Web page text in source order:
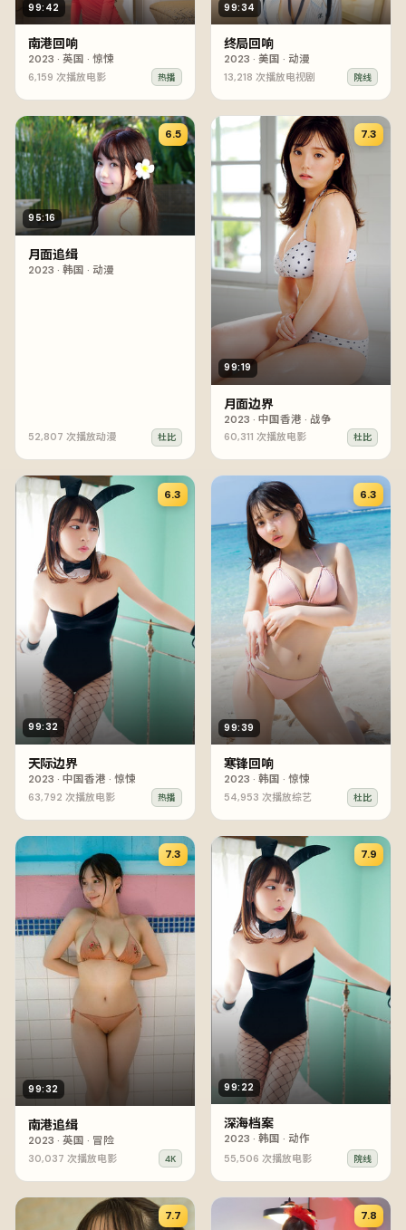
99:42
南港回响
2023 · 英国 · 惊悚
6,159 次播放电影 热播
99:34
终局回响
2023 · 美国 · 动漫
13,218 次播放电视剧 院线
95:16
6.5
月面追缉
2023 · 韩国 · 动漫
52,807 次播放动漫 杜比
99:19
7.3
月面边界
2023 · 中国香港 · 战争
60,311 次播放电影 杜比
99:32
6.3
天际边界
2023 · 中国香港 · 惊悚
63,792 次播放电影 热播
99:39
6.3
寒锋回响
2023 · 韩国 · 惊悚
54,953 次播放综艺 杜比
99:32
7.3
南港追缉
2023 · 英国 · 冒险
30,037 次播放电影 4K
99:22
7.9
深海档案
2023 · 韩国 · 动作
55,506 次播放电影 院线
7.7 7.8